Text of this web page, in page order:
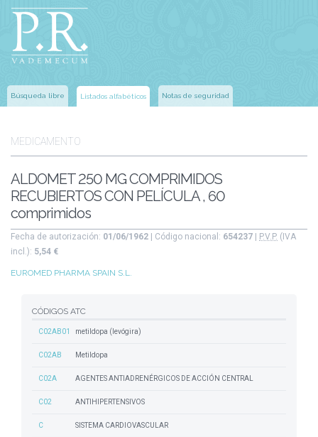
Búsqueda libre Listados alfabéticos Notas de seguridad
MEDICAMENTO
ALDOMET 250 MG COMPRIMIDOS
RECUBIERTOS CON PELÍCULA , 60
comprimidos
Fecha de autorización: 01/06/1962 | Código nacional: 654237 P.V.P. (IVA
incl.): 5,54 €
EUROMED PHARMA SPAIN S.L.
CÓDIGOS ATC
C02AB01 metildopa (levógira)
C02AB Metildopa
C02A AGENTES ANTIADRENÉRGICOS DE ACCIÓN CENTRAL
C02 ANTIHIPERTENSIVOS
C SISTEMA CARDIOVASCULAR